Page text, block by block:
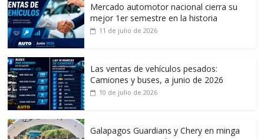
Mercado automotor nacional cierra su
mejor 1er semestre en la historia
11 de julio de 2026
Las ventas de vehículos pesados:
Camiones y buses, a junio de 2026
10 de julio de 2026
Galapagos Guardians y Chery en minga